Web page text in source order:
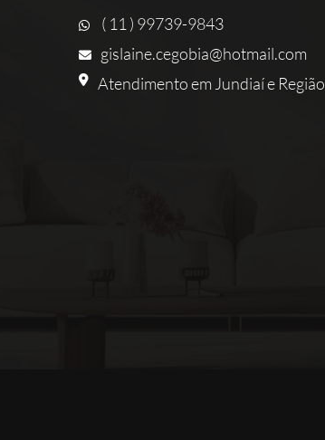
( 11 ) 99739-9843
gislaine.cegobia@hotmail.com
Atendimento em Jundiaí e Região